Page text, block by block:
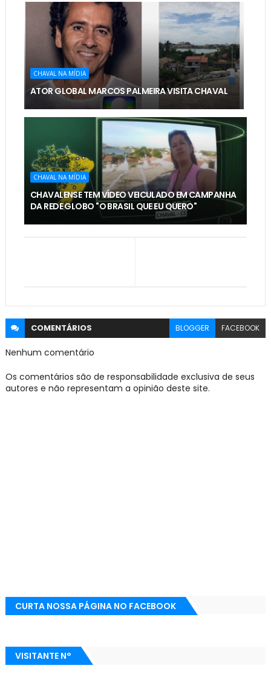
CHAVAL NA MÍDIA
ATOR GLOBAL MARCOS PALMEIRA VISITA CHAVAL
CHAVAL NA MÍDIA
CHAVALENSE TEM VÍDEO VEICULADO EM CAMPANHA
DA REDE GLOBO "O BRASIL QUE EU QUERO"
COMENTÁRIOS BLOGGER FACEBOOK
Nenhum comentário
Os comentários são de responsabilidade exclusiva de seus
autores e não representam a opinião deste site.
CURTA NOSSA PÁGINA NO FACEBOOK
VISITANTE N°